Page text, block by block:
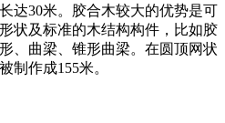
达30米。胶合木较大的优势是可
状及标准的木结构构件，比如胶
、曲梁、锥形曲梁。在圆顶网状
制作成155米。